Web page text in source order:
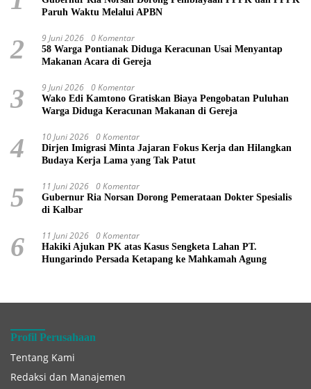
Paruh Waktu Melalui APBN
2 9 Juni 2026 0 Komentar
58 Warga Pontianak Diduga Keracunan Usai Menyantap
Makanan Acara di Gereja
3 9 Juni 2026 0 Komentar
Wako Edi Kamtono Gratiskan Biaya Pengobatan Puluhan
Warga Diduga Keracunan Makanan di Gereja
4 10 Juni 2026 0 Komentar
Dirjen Imigrasi Minta Jajaran Fokus Kerja dan Hilangkan
Budaya Kerja Lama yang Tak Patut
5 11 Juni 2026 0 Komentar
Gubernur Ria Norsan Dorong Pemerataan Dokter Spesialis
di Kalbar
6 11 Juni 2026 0 Komentar
Hakiki Ajukan PK atas Kasus Sengketa Lahan PT.
Hungarindo Persada Ketapang ke Mahkamah Agung
Profil Perusahaan
Tentang Kami
Redaksi dan Manajemen